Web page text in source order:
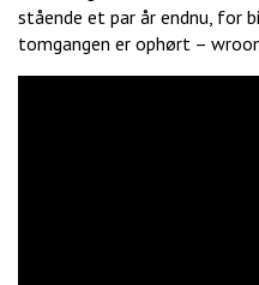
stående et par år endnu, for
tomgangen er ophørt –